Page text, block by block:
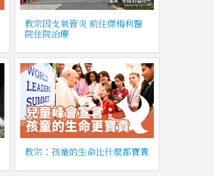
教宗因支氣管炎 前往傑梅利醫
院住院治療
教宗：孩童的生命比什麼都寶貴